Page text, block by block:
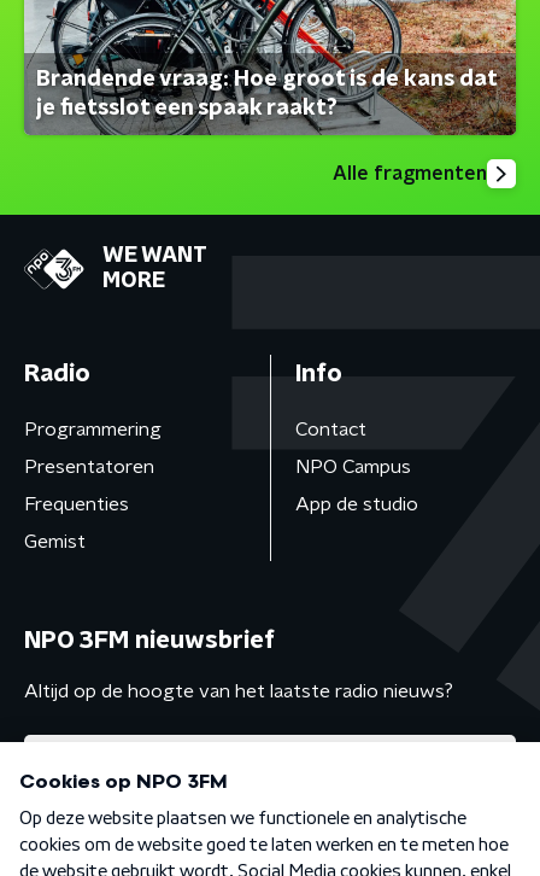
Brandende vraag: Hoe groot is de kans dat
je fietsslot een spaak raakt?
Alle fragmenten
WE WANT
MORE
Radio
Programmering
Presentatoren
Frequenties
Gemist
Info
Contact
NPO Campus
App de studio
NPO 3FM nieuwsbrief
Altijd op de hoogte van het laatste radio nieuws?